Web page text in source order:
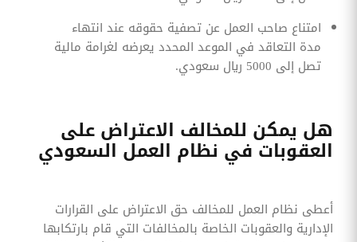
امتناع صاحب العمل عن تصفية حقوقه عند انتهاء
مدة التعاقد في الموعد المحدد يعرضه لغرامة مالية
تصل إلى 5000 ريال سعودي.
هل يمكن للمخالف الاعتراض على
العقوبات في نظام العمل السعودي
أعطى نظام العمل للمخالف حق الاعتراض على القرارات
الإدارية والعقوبات الخاصة بالمخالفات التي قام بارتكابها